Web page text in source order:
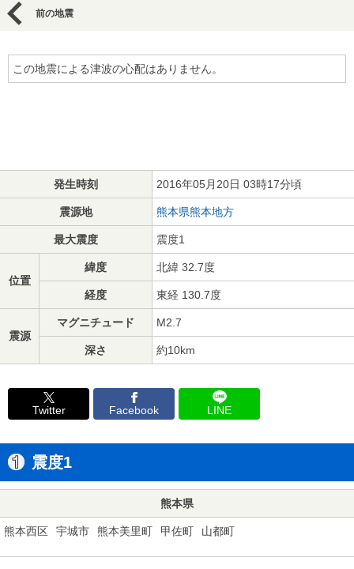
前の地震
この地震による津波の心配はありません。
発生時刻 2016年05月20日 03時17分頃
震源地 熊本県熊本地方
最大震度 震度1
位置
緯度 北緯 32.7度
経度 東経 130.7度
震源
マグニチュード M2.7
深さ 約10km
Twitter Facebook LINE
震度1
熊本県
熊本西区 宇城市 熊本美里町 甲佐町 山都町